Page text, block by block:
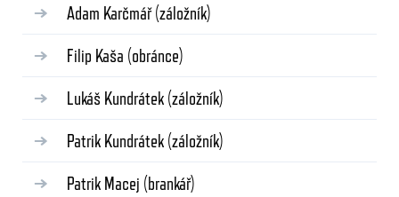
Adam Karčmář(záložník)
Filip Kaša (obránce)
Lukáš Kundrátek (záložník)
Patrik Kundrátek (záložník)
Patrik Macej (brankář)